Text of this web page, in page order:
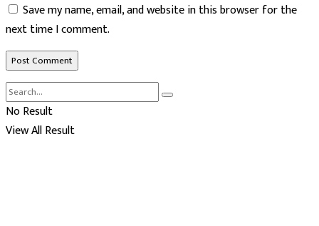
Save my name, email, and website in this browser for the
next time I comment.
No Result
View All Result